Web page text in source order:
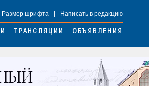
Размер шрифта Написать в редакцию
ТРАНСЛЯЦИИ ОБЪЯВЛЕНИЯ